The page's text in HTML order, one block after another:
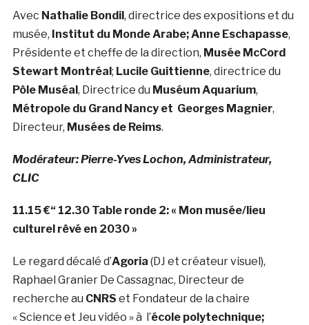
Avec Nathalie Bondil, directrice des expositions et du
musée, Institut du Monde Arabe;Anne Eschapasse,
Présidente et cheffe de la direction, Musée McCord
Stewart Montréal; Lucile Guittienne, directrice du
Pôle Muséal, Directrice du Muséum Aquarium,
Métropole du Grand Nancy et Georges Magnier,
Directeur, Musées de Reims.
Modérateur: Pierre-Yves Lochon, Administrateur,
CLIC
11.15 €“ 12.30 Table ronde 2: « Mon musée/lieu
culturel rêvé en 2030 »
Le regard décalé d’Agoria (DJ et créateur visuel),
Raphael Granier De Cassagnac, Directeur de
recherche au CNRS et Fondateur de la chaire
« Science et Jeu vidéo » à l’école polytechnique;